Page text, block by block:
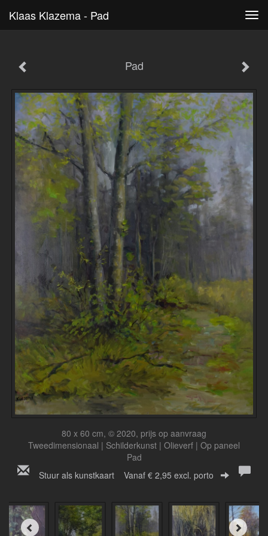
Klaas Klazema - Pad
Pad
80 x 60 cm, © 2020, prijs op aanvraag
Tweedimensionaal | Schilderkunst | Olieverf | Op paneel
Pad
Stuur als kunstkaart Vanaf € 2,95 excl. porto